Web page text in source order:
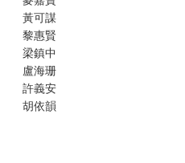
黃可謀
黎惠賢
梁鎮中
盧海珊
許義安
胡依韻